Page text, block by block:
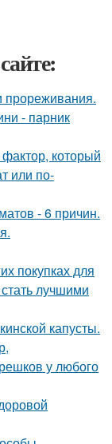
прореживания.
- парник
который
или по-
- 6 причин.
покупках для
лучшими
капусты.
у любого